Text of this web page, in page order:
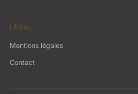
LÉGAL
Mentions légales
Contact